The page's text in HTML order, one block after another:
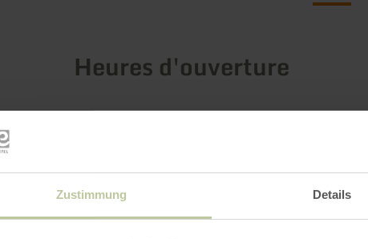
Zustimmung Details
Heures d'ouverture